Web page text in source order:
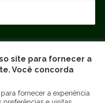
site para fornecer a
Você concorda
fornecer a experiência